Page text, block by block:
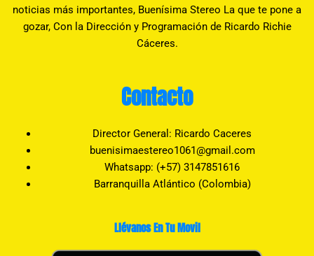
noticias más importantes, Buenísima Stereo La que te pone a
gozar, Con la Dirección y Programación de Ricardo Richie
Cáceres.
Contacto
Director General: Ricardo Caceres
buenisimaestereo1061@gmail.com
Whatsapp: (+57) 3147851616
Barranquilla Atlántico (Colombia)
Llévanos En Tu Movil